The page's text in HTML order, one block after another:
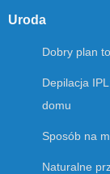
Uroda
Dobry plan
Depilacja
domu
Sposób na
Naturalne